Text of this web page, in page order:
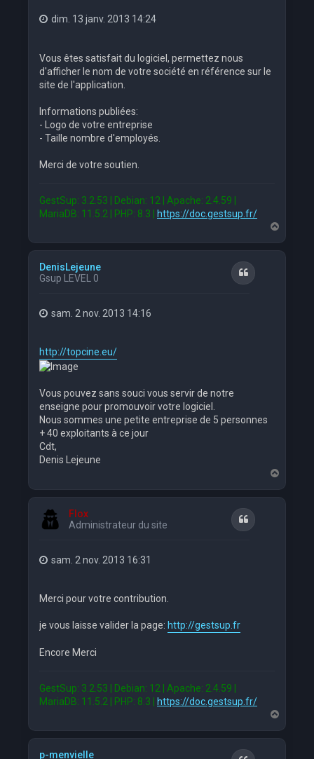
dim. 13 janv. 2013 14:24
Vous êtes satisfait du logiciel, permettez nous
d'afficher le nom de votre société en référence sur le
site de l'application.
Informations publiées:
- Logo de votre entreprise
- Taille nombre d'employés.
Merci de votre soutien.
GestSup: 3.2.53 | Debian: 12 | Apache: 2.4.59 |
MariaDB: 11.5.2 | PHP: 8.3 |
https://doc.gestsup.fr/
a
DenisLejeune
Gsup LEVEL 0
Citation
sam. 2 nov. 2013 14:16
http://topcine.eu/
Vous pouvez sans souci vous servir de notre
enseigne pour promouvoir votre logiciel.
Nous sommes une petite entreprise de 5 personnes
+ 40 exploitants à ce jour
Cdt,
Denis Lejeune
a
Flox
Administrateur du site
Citation
sam. 2 nov. 2013 16:31
Merci pour votre contribution.
je vous laisse valider la page: http://gestsup.fr
Encore Merci
GestSup: 3.2.53 | Debian: 12 | Apache: 2.4.59 |
MariaDB: 11.5.2 | PHP: 8.3 |
https://doc.gestsup.fr/
a
u
p-menvielle